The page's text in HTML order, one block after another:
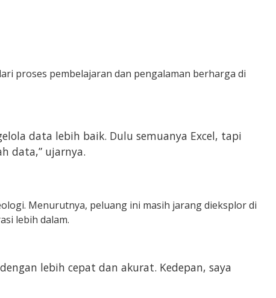
proses pembelajaran dan pengalaman berharga di
data lebih baik. Dulu semuanya Excel, tapi
data,” ujarnya.
Menurutnya, peluang ini masih jarang dieksplor di
lebih dalam.
lebih cepat dan akurat. Kedepan, saya